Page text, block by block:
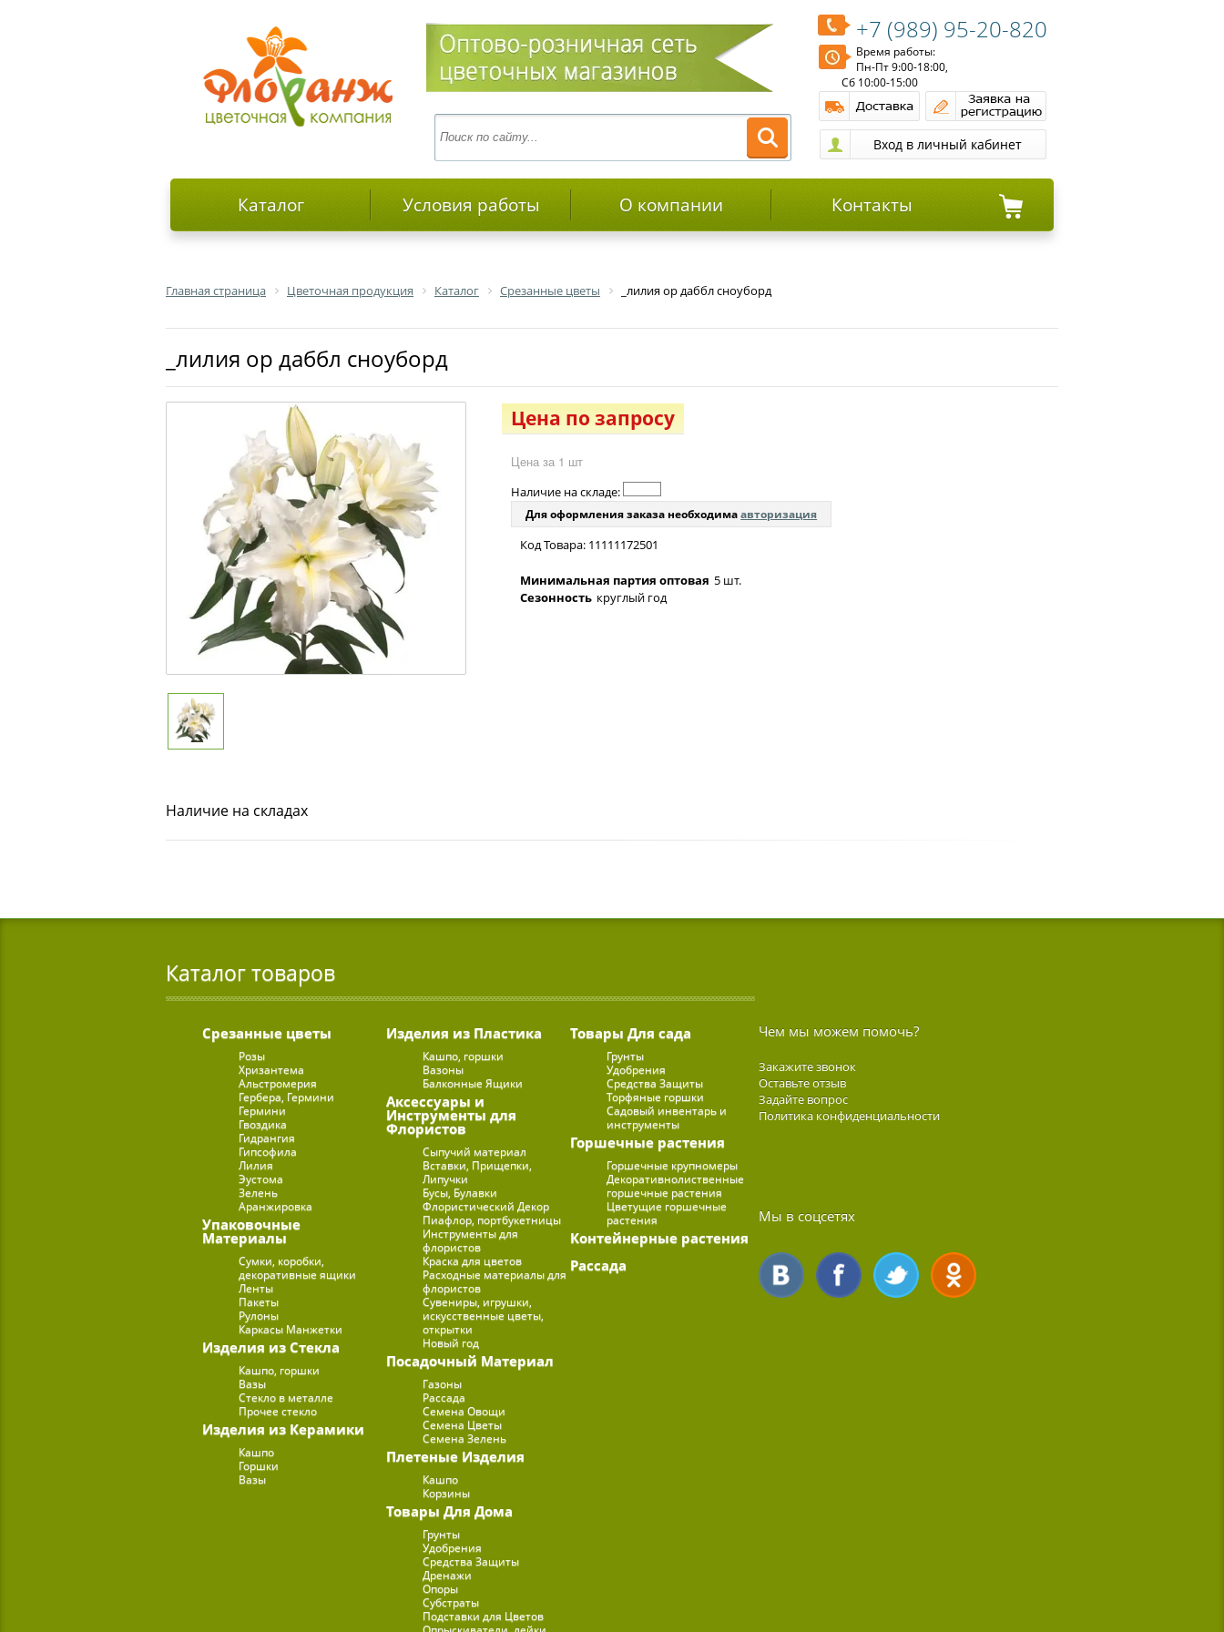
+7 (989) 95-20-820
Время работы:
Пн-Пт 9:00-18:00,
Сб 10:00-15:00
Каталог Условия работы О компании Контакты
Главная страница Цветочная продукция Каталог Срезанные цветы _лилия ор даббл сноуборд
_лилия ор даббл сноуборд
Цена по запросу
Цена за 1 шт
Наличие на складе:
Для оформления заказа необходимаавторизация
Код Товара: 11111172501
Минимальная партия оптовая 5 шт.
Сезонность круглый год
Наличие на складах
Каталог товаров
Срезанные цветы
Розы
Хризантема
Альстромерия
Гербера, Гермини
Гермини
Гвоздика
Гидрангия
Гипсофила
Лилия
Эустома
Зелень
Аранжировка
Упаковочные
Материалы
Сумки, коробки,
декоративные ящики
Ленты
Пакеты
Рулоны
Каркасы Манжетки
Изделия из Стекла
Кашпо, горшки
Вазы
Стекло в металле
Прочее стекло
Изделия из Керамики
Кашпо
Горшки
Вазы
Изделия из Пластика
Кашпо, горшки
Вазоны
Балконные Ящики
Аксессуары и
Инструменты для
Флористов
Сыпучий материал
Вставки, Прищепки,
Липучки
Бусы, Булавки
Флористический Декор
Пиафлор, портбукетницы
Инструменты для
флористов
Краска для цветов
Расходные материалы для
флористов
Сувениры, игрушки,
искусственные цветы,
открытки
Новый год
Посадочный Материал
Газоны
Рассада
Семена Овощи
Семена Цветы
Семена Зелень
Плетеные Изделия
Кашпо
Корзины
Товары Для Дома
Грунты
Удобрения
Средства Защиты
Дренажи
Опоры
Субстраты
Подставки для Цветов
Товары Для сада
Грунты
Удобрения
Средства Защиты
Торфяные горшки
Садовый инвентарь и
инструменты
Горшечные растения
Горшечные крупномеры
Декоративнолиственные
горшечные растения
Цветущие горшечные
растения
Контейнерные растения
Рассада
Чем мы можем помочь?
Закажите звонок
Оставьте отзыв
Задайте вопрос
Политика конфиденциальности
Мы в соцсетях